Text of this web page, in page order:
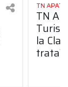
TN APAT
TN
la
trata?